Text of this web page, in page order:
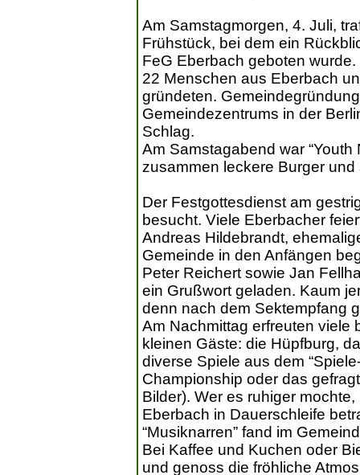
Am Samstagmorgen, 4. Juli,
Frühstück, bei dem ein
FeG Eberbach geboten
22 Menschen aus Eberbach
gründeten.
Gemeindezentrums in der
Schlag.
Am Samstagabend war
zusammen leckere Burger
Der Festgottesdienst am
besucht. Viele Eberbacher
Andreas Hildebrandt,
Gemeinde in den Anfängen
Peter Reichert sowie Jan
ein Grußwort geladen. Kaum
denn nach dem Sektempfang
Am Nachmittag erfreuten viele
kleinen Gäste: die Hüpfburg,
diverse Spiele aus dem
Championship oder das
Bilder). Wer es ruhiger
Eberbach in Dauerschleife
“Musiknarren” fand im
Bei Kaffee und Kuchen oder
und genoss die fröhliche